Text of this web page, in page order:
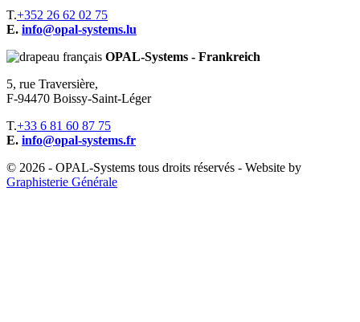
T.+352 26 62 02 75
E. info@opal-systems.lu
OPAL-Systems - Frankreich
5, rue Traversière,
F-94470 Boissy-Saint-Léger
T.+33 6 81 60 87 75
E. info@opal-systems.fr
© 2026 - OPAL-Systems tous droits réservés - Website by
Graphisterie Générale